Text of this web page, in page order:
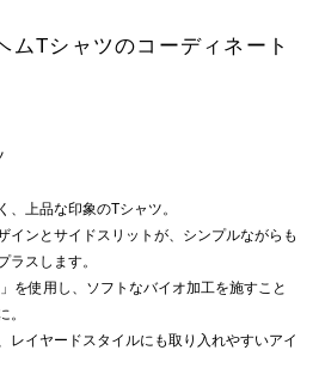
ムTシャツのコーディネート
、上品な印象のTシャツ。
インとサイドスリットが、シンプルながらも
ラスします。
を使用し、ソフトなバイオ加工を施すこと
。
レイヤードスタイルにも取り入れやすいアイ